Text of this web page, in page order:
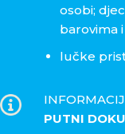
osobi;
barovima
lučke
PUTNI